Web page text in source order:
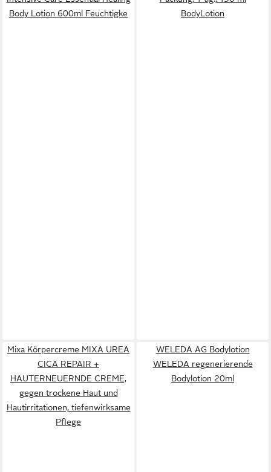
Body Lotion 600ml Feuchtigke
BodyLotion
Mixa Körpercreme MIXA UREA
CICA REPAIR +
HAUTERNEUERNDE CREME,
gegen trockene Haut und
Hautirritationen, tiefenwirksame
Pflege
WELEDA AG Bodylotion
WELEDA regenerierende
Bodylotion 20ml